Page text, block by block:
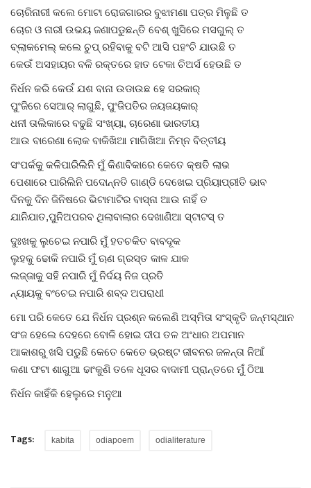
ଚୋରିନାରୀ କଲେ ମୋଟା ରୋଜଗାରର ବୁଝାମଣା ପତ୍ର ମିଳୁଛି ତ
ଚୋର ଓ ନାରୀ ଉଭୟ ଜଣାପଡୁଛନ୍ତି ବେଶ୍ ଖୁସିରେ ମସଗୁଲ୍ ତ
ବ୍ଲାକମେଲ୍ କଲେ ଚୁପ୍ ରହିବାକୁ ବଟି ଆସି ପହଂଚି ଯାଉଛି ତ
କେଉଁ ଅସହାୟର ବଳି ରକ୍ତରେ ହାତ ଟେକା ଚିଅର୍ସ ହେଉଛି ତ
ନିର୍ଧନ କରି କେଉଁ ଯଶ ବାନା ଉଡାଉଛ ହେ ସରକାର୍
ପୁଂଜିରେ ସେଆର୍ ଲାଗୁଛି, ପୁଂଜିପତିର ଜୟଜୟକାର୍
ଧନୀ ତାଲିକାରେ ବଢୁଛି ସଂଖ୍ୟା, ଚାରେଣା ଭାରତୀୟ
ଆଉ ବାରେଣା ଲୋକ ବାକିଖିଆ ମାଗିଖିଆ ନିମ୍ନ ବିତ୍ତୀୟ
ସଂପର୍କକୁ କଳିପାରିଲିନି ମୁଁ କିଣାବିକାରେ କେତେ କ୍ଷତି ଲାଭ
ପେଶାରେ ପାରିଲିନି ପଦୋନ୍ନତି ଗାଣ୍ଡି ଦେଖେଇ ପ୍ରିୟାପ୍ରୀତି ଭାବ
ଦିନକୁ ଦିନ ଜିନିଷରେ ଭିଟାମାଟିର ବାସ୍ନା ଆଉ ନାହିଁ ତ
ଯାନିଯାତ,ପୁନିଅପରବ ଥିଲାବାଲାର ଦେଖାଣିଆ ସ୍ଟାଟସ୍ ତ
ଦୁଃଖକୁ ଲୁଚେଇ ନପାରି ମୁଁ ହତଚକିତ ବାବଦୂକ
ଲୁହକୁ ଢୋକି ନପାରି ମୁଁ ଋଣ ଗ୍ରସ୍ତ କାଳ ଯାକ
ଲଜ୍ଜାକୁ ସହି ନପାରି ମୁଁ ନିର୍ଦୟ ନିଜ ପ୍ରତି
ନ୍ୟାୟକୁ ବଂଚେଇ ନପାରି ଶବ୍ଦ ଅପରାଧୀ
ମୋ ପରି କେତେ ଯେ ନିର୍ଧନ ପ୍ରଶ୍ନ କଲେଣି ଅସ୍ମିତା ସଂସ୍କୃତି ଜନ୍ମସ୍ଥାନ
ସଂଜ ହେଲେ ଦେହରେ ବୋଳି ହୋଇ ଦୀପ ତଳ ଅଂଧାର ଅପମାନ
ଆକାଶରୁ ଖସି ପଡୁଛି କେତେ କେତେ ଭ୍ରଷ୍ଟ ଜୀବନର ଜଳନ୍ତା ନିଆଁ
କଣା ଫଟା ଶାଗୁଆ ଢାଂକୁଣି ତଳେ ଧୂସର ବାଦାମୀ ପ୍ରାନ୍ତରେ ମୁଁ ଠିଆ
ନିର୍ଧନ କାହିଁକି ହେଲୁରେ ମନୁଆ
Tags: kabita odiapoem odialiterature